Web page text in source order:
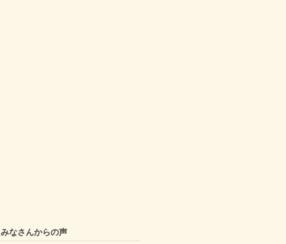
みなさんからの声